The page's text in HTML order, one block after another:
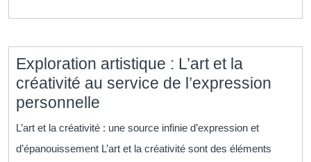
Qualité
Exploration artistique : L’art et la
créativité au service de l’expression
personnelle
artistique
:
L’art et la créativité : une source infinie d’expression et
d’épanouissement L’art et la créativité sont des éléments